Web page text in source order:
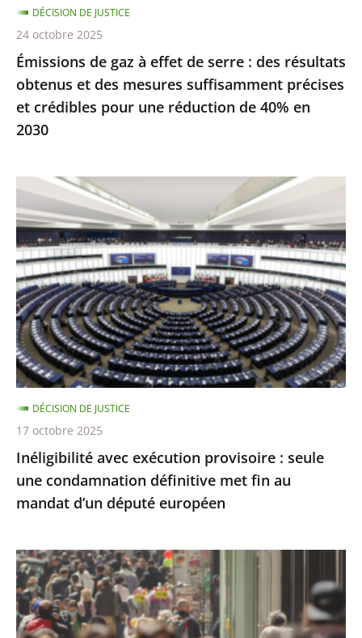
obtenus
et
des
mesures
suffisamment
précises
crédibles
pour
une
réduction
de
40%
en
2030
Émissions de gaz à effet de serre : des résultats
obtenus et des mesures suffisamment précises
et crédibles pour une réduction de 40% en
2030
DÉCISION DE JUSTICE
24 octobre 2025
Inéligibilité
avec
exécution
provisoire
:
seule
une
condamnation
définitive
met
fin
au
mandat
d’un
député
Inéligibilité avec exécution provisoire : seule
une condamnation définitive met fin au
mandat d’un député européen
DÉCISION DE JUSTICE
17 octobre 2025
Covid-
19
:
l’État